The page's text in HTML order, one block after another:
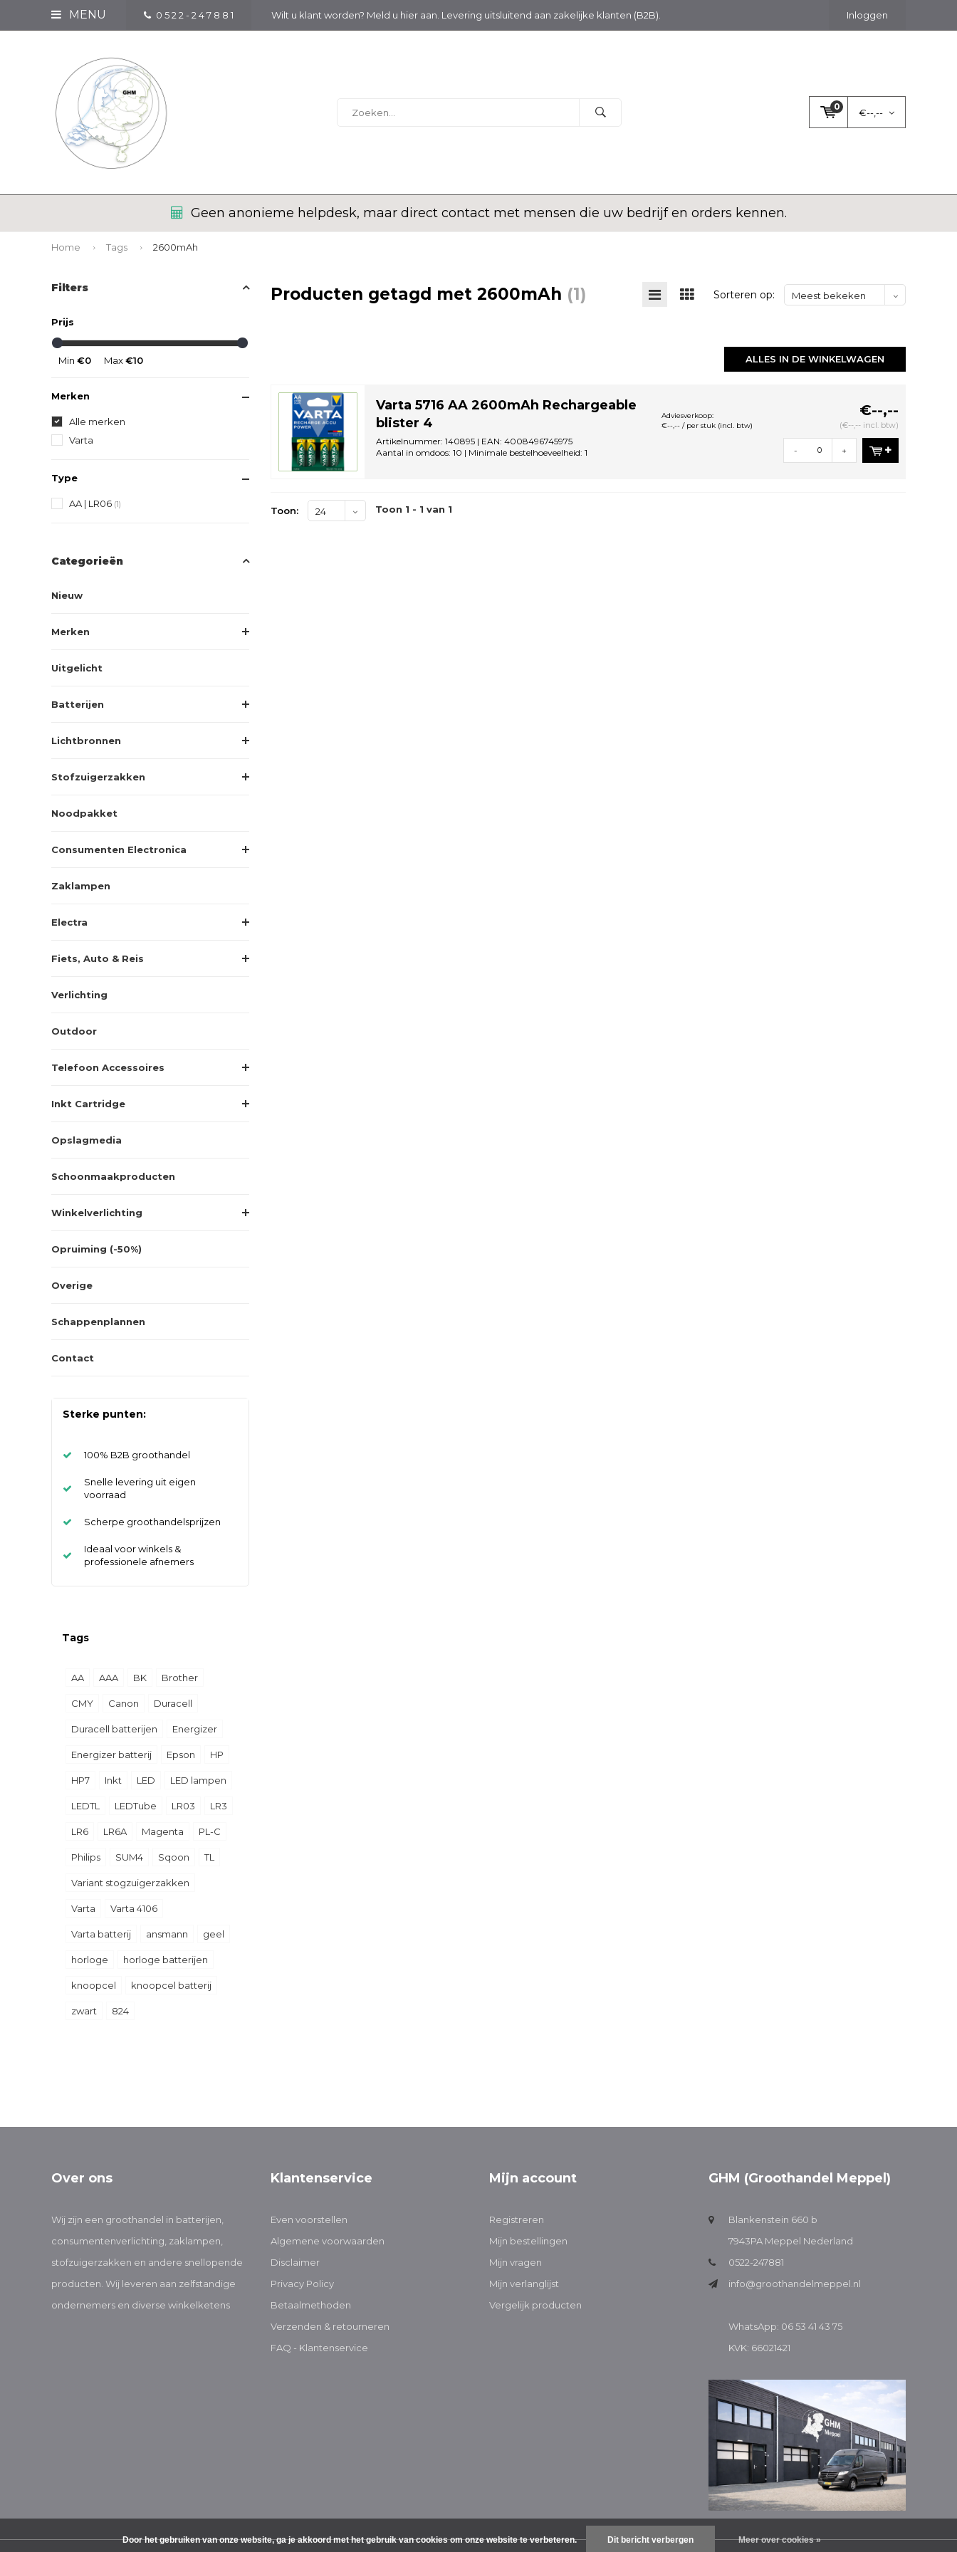
MENU 0 5 2 2 - 2 4 7 8 8 1 Wilt u klant worden? Meld u hier aan. Levering uitsluitend aan zakelijke klanten (B2B). Inloggen
0
€--,--
Geen anonieme helpdesk, maar direct contact met mensen die uw bedrijf en orders kennen.
Home Tags 2600mAh
Filters
Prijs
Min €0 Max€10
Merken
Alle merken
Varta
Type
AA | LR06 (1)
Categorieën
Nieuw
Merken
Uitgelicht
Batterijen
Lichtbronnen
Stofzuigerzakken
Noodpakket
Consumenten Electronica
Zaklampen
Electra
Fiets, Auto & Reis
Verlichting
Outdoor
Telefoon Accessoires
Inkt Cartridge
Opslagmedia
Schoonmaakproducten
Winkelverlichting
Opruiming (-50%)
Overige
Schappenplannen
Contact
Sterke punten:
100% B2B groothandel
Snelle levering uit eigen
voorraad
Scherpe groothandelsprijzen
Ideaal voor winkels &
professionele afnemers
Tags
AA AAA BK Brother
CMY Canon Duracell
Duracell batterijen Energizer
Energizer batterij Epson HP
HP7 Inkt LED LED lampen
LEDTL LEDTube LR03 LR3
LR6 LR6A Magenta PL-C
Philips SUM4 Sqoon TL
Variant stogzuigerzakken
Varta Varta 4106
Varta batterij ansmann geel
horloge horloge batterijen
knoopcel knoopcel batterij
zwart 824
Producten getagd met 2600mAh (1) Sorteren op: Meest bekeken
ALLES IN DE WINKELWAGEN
Varta 5716 AA 2600mAh Rechargeable
blister 4
Artikelnummer: 140895 | EAN: 4008496745975
Aantal in omdoos: 10 | Minimale bestelhoeveelheid: 1
€--,--
Adviesverkoop:
€--,-- / per stuk (incl. btw)
(€--,-- incl. btw)
- +
Toon: 24 Toon 1 - 1 van 1
Over ons
Wij zijn een groothandel in batterijen,
consumentenverlichting, zaklampen,
stofzuigerzakken en andere snellopende
producten. Wij leveren aan zelfstandige
ondernemers en diverse winkelketens
Klantenservice
Even voorstellen
Algemene voorwaarden
Disclaimer
Privacy Policy
Betaalmethoden
Verzenden & retourneren
FAQ - Klantenservice
Mijn account
Registreren
Mijn bestellingen
Mijn vragen
Mijn verlanglijst
Vergelijk producten
GHM (Groothandel Meppel)
Blankenstein 660 b
7943PA Meppel Nederland
0522-247881
info@groothandelmeppel.nl
WhatsApp: 06 53 41 43 75
KVK: 66021421
Door het gebruiken van onze website, ga je akkoord met het gebruik van cookies om onze website te verbeteren. Dit bericht verbergen Meer over cookies »